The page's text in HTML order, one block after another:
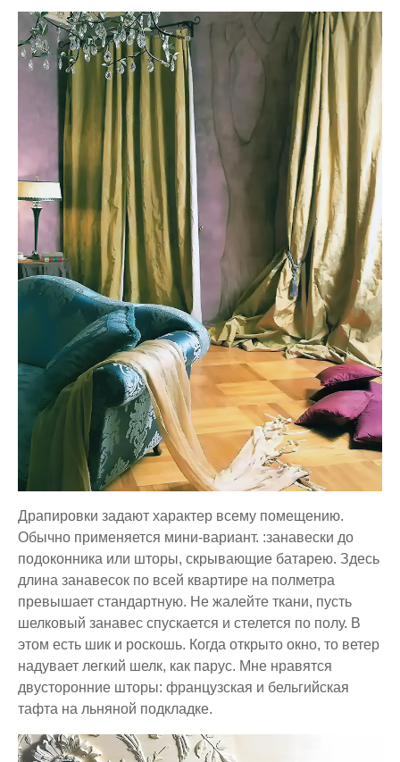
Драпировки задают характер всему помещению.
Обычно применяется мини-вариант. :занавески до
подоконника или шторы, скрывающие батарею. Здесь
длина занавесок по всей квартире на полметра
превышает стандартную. Не жалейте ткани, пусть
шелковый занавес спускается и стелется по полу. В
этом есть шик и роскошь. Когда открыто окно, то ветер
надувает легкий шелк, как парус. Мне нравятся
двусторонние шторы: французская и бельгийская
тафта на льняной подкладке.